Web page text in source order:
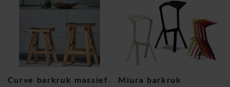
Curve barkruk massief
Miura barkruk